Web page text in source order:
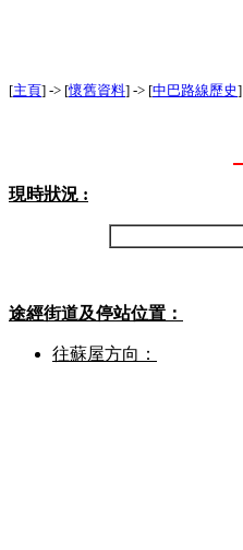
[主頁] -> [懷舊資料] -> [中巴路線歷史
現時狀況 :
途經街道及停站位置：
往蘇屋方向：